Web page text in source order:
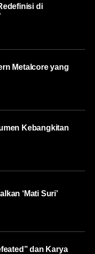
di
Metalcore yang
Kebangkitan
‘Mati Suri’
dan Karya